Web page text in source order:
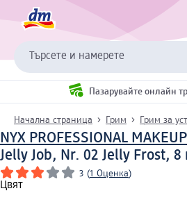
Търсете и намерете
Пазарувайте онлайн
Начална страница Грим Грим за
NYX PROFESSIONAL MAKEUP
Jelly Job, Nr. 02 Jelly Frost, 8
3 (1 Оценка)
Цвят